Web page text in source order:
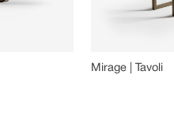
Mirage | Tavoli